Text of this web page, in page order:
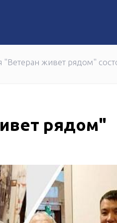
"Ветеран живет рядом"
рядом"